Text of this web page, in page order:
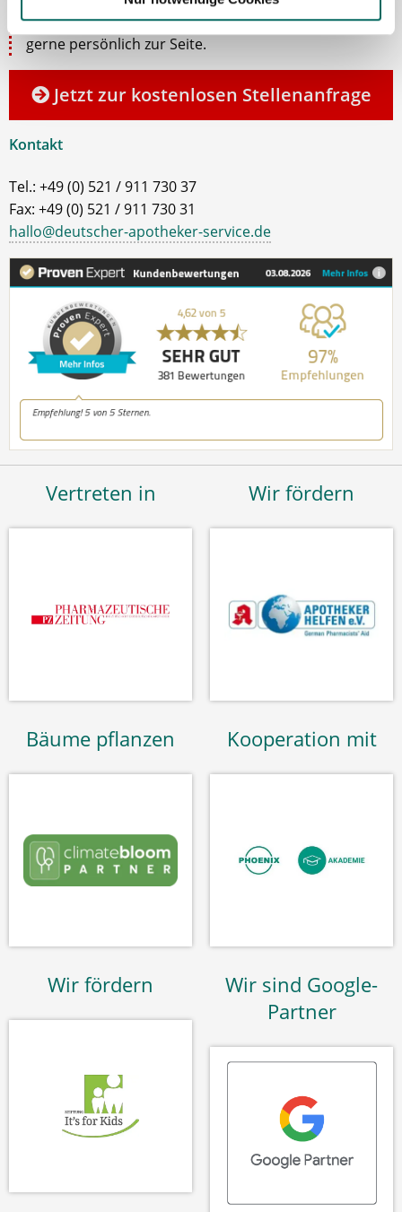
Team erweitern können. Bei Fragen stehe ich Ihnen
gerne persönlich zur Seite.
Jetzt zur kostenlosen Stellenanfrage
Kontakt
Tel.: +49 (0) 521 / 911 730 37
Fax: +49 (0) 521 / 911 730 31
hallo@deutscher-apotheker-service.de
Vertreten in Wir fördern
Bäume pflanzen Kooperation mit
Wir fördern
Wir sind Google-
Partner